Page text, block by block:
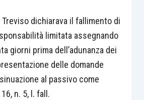
Treviso dichiarava il fallimento di
limitata assegnando
giorni prima dell’adunanza dei
delle domande
al passivo come
n. 5, l. fall.